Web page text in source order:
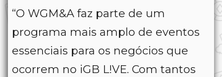
“O WGM&A faz parte de um
programa mais amplo de eventos
essenciais para os negócios que
ocorrem no iGB L!VE. Com tantos